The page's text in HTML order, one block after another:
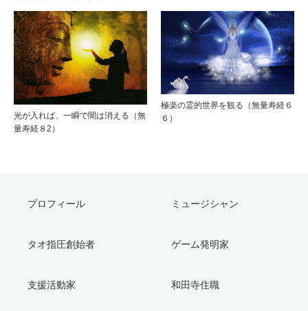
光が入れば、一瞬で闇は消える（無
量寿経８2）
極楽の霊的世界を観る（無量寿経６
６）
プロフィール ミュージシャン
タオ指圧創始者 ゲーム発明家
支援活動家 和田寺住職